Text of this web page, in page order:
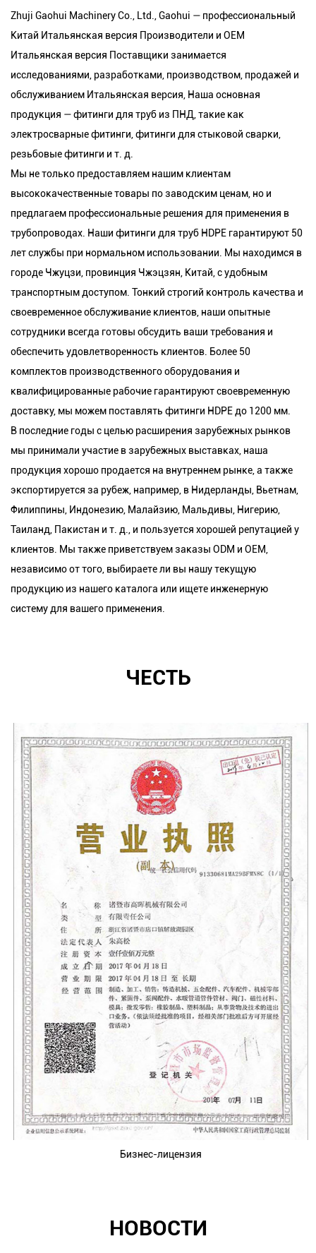
Zhuji Gaohui Machinery Co., Ltd., Gaohui — профессиональный
Китай Итальянская версия Производители и OEM
Итальянская версия Поставщики занимается
исследованиями, разработками, производством, продажей и
обслуживанием Итальянская версия, Наша основная
продукция — фитинги для труб из ПНД, такие как
электросварные фитинги, фитинги для стыковой сварки,
резьбовые фитинги и т. д.
Мы не только предоставляем нашим клиентам
высококачественные товары по заводским ценам, но и
предлагаем профессиональные решения для применения в
трубопроводах. Наши фитинги для труб HDPE гарантируют 50
лет службы при нормальном использовании. Мы находимся в
городе Чжуцзи, провинция Чжэцзян, Китай, с удобным
транспортным доступом. Тонкий строгий контроль качества и
своевременное обслуживание клиентов, наши опытные
сотрудники всегда готовы обсудить ваши требования и
обеспечить удовлетворенность клиентов. Более 50
комплектов производственного оборудования и
квалифицированные рабочие гарантируют своевременную
доставку, мы можем поставлять фитинги HDPE до 1200 мм.
В последние годы с целью расширения зарубежных рынков
мы принимали участие в зарубежных выставках, наша
продукция хорошо продается на внутреннем рынке, а также
экспортируется за рубеж, например, в Нидерланды, Вьетнам,
Филиппины, Индонезию, Малайзию, Мальдивы, Нигерию,
Таиланд, Пакистан и т. д., и пользуется хорошей репутацией у
клиентов. Мы также приветствуем заказы ODM и OEM,
независимо от того, выбираете ли вы нашу текущую
продукцию из нашего каталога или ищете инженерную
систему для вашего применения.
ЧЕСТЬ
Бизнес-лицензия
НОВОСТИ